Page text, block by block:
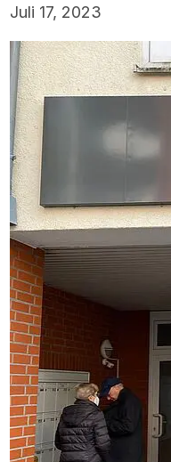
Main-Kinzig-
Kreis
Oberhausen Pfalz
Saar
Wolfsburg
Juli 17, 2023